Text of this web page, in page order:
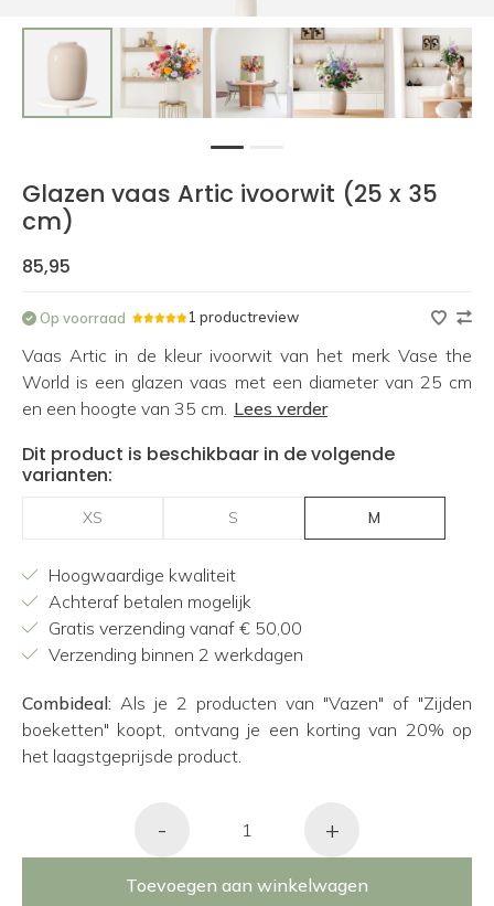
1
Glazen vaas Artic ivoorwit (25 x 35
cm)
85,95
Op voorraad 1 productreview
Vaas Artic in de kleur ivoorwit van het merk Vase the
World is een glazen vaas met een diameter van 25 cm
en een hoogte van 35 cm. Lees verder
Dit product is beschikbaar in de volgende
varianten:
XS S M
Hoogwaardige kwaliteit
Achteraf betalen mogelijk
Gratis verzending vanaf € 50,00
Verzending binnen 2 werkdagen
Combideal: Als je 2 producten van "Vazen" of "Zijden
boeketten" koopt, ontvang je een korting van 20% op
het laagstgeprijsde product.
- +
Toevoegen aan winkelwagen